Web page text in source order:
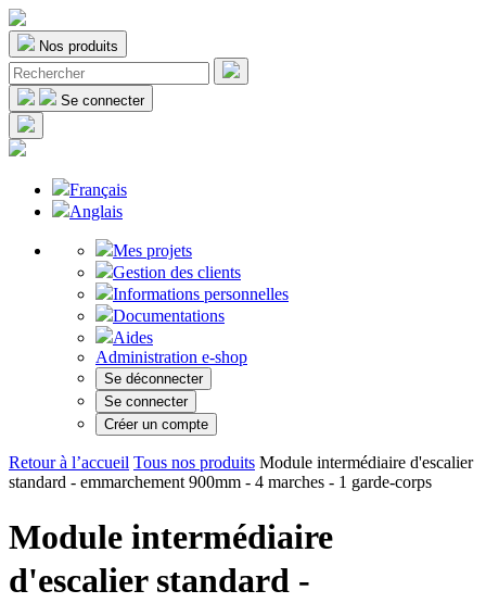
Nos produits
Se connecter
Français
Anglais
Mes projets
Gestion des clients
Informations personnelles
Documentations
Aides
Administration e-shop
Se déconnecter
Se connecter
Créer un compte
Retour à l’accueil Tous nos produits Module intermédiaire d'escalier
standard - emmarchement 900mm - 4 marches - 1 garde-corps
Module intermédiaire
d'escalier standard -